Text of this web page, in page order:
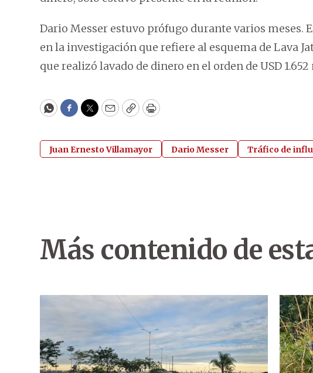
Dario Messer estuvo prófugo durante varios meses.
en la investigación que refiere al esquema de Lava
que realizó lavado de dinero en el orden de USD
WhatsApp
Facebook
Twitter
EmailCopyPrint
Juan Ernesto Villamayor Dario Messer Tráfico de
Más contenido de